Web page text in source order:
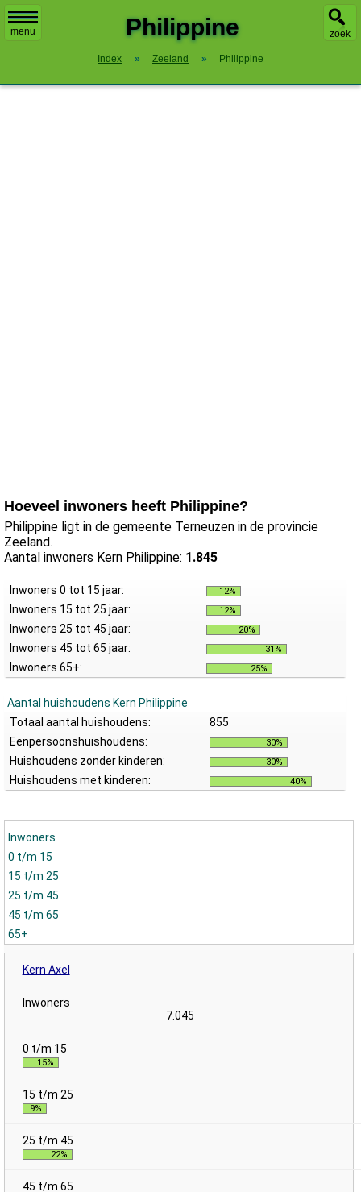
menu zoek
Philippine
Index » Zeeland » Philippine
Hoeveel inwoners heeft Philippine?
Philippine ligt in de gemeente Terneuzen in de provincie
Zeeland.
Aantal inwoners Kern Philippine: 1.845
Inwoners 0 tot 15 jaar: 12%
Inwoners 15 tot 25 jaar: 12%
Inwoners 25 tot 45 jaar: 20%
Inwoners 45 tot 65 jaar: 31%
Inwoners 65+: 25%
Aantal huishoudens Kern Philippine
Totaal aantal huishoudens:
855
Eenpersoonshuishoudens:
30%
Huishoudens zonder kinderen: 30%
Huishoudens met kinderen: 40%
Inwoners
0 t/m 15
15 t/m 25
25 t/m 45
45 t/m 65
65+
Kern Axel
7.045
15%
9%
22%